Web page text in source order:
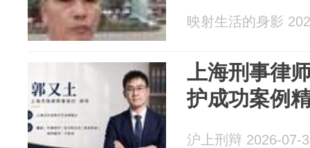
映射生活的身影
上海刑事律
护成功案例
沪上刑辩 2026-07-